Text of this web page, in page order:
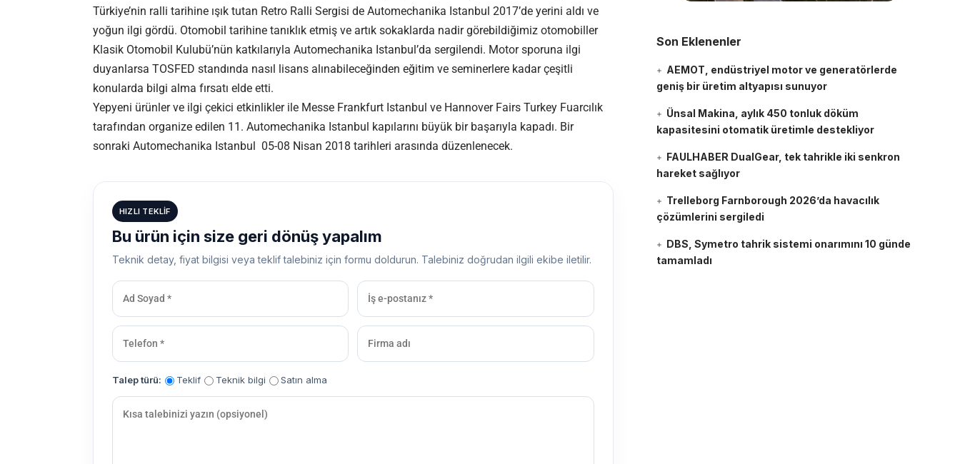
Türkiye’nin ralli tarihine ışık tutan Retro Ralli Sergisi de Automechanika Istanbul 2017’de yerini aldı ve
yoğun ilgi gördü. Otomobil tarihine tanıklık etmiş ve artık sokaklarda nadir görebildiğimiz otomobiller
Klasik Otomobil Kulubü’nün katkılarıyla Automechanika Istanbul’da sergilendi. Motor sporuna ilgi
duyanlarsa TOSFED standında nasıl lisans alınabileceğinden eğitim ve seminerlere kadar çeşitli
konularda bilgi alma fırsatı elde etti.
Yepyeni ürünler ve ilgi çekici etkinlikler ile Messe Frankfurt Istanbul ve Hannover Fairs Turkey Fuarcılık
tarafından organize edilen 11. Automechanika Istanbul kapılarını büyük bir başarıyla kapadı. Bir
sonraki Automechanika Istanbul 05-08 Nisan 2018 tarihleri arasında düzenlenecek.
HIZLI TEKLIF
Bu ürün için size geri dönüş yapalım
Teknik detay, fiyat bilgisi veya teklif talebiniz için formu doldurun. Talebiniz doğrudan ilgili ekibe iletilir.
Talep türü: Teklif Teknik bilgi Satın alma
Son Eklenenler
AEMOT, endüstriyel motor ve generatörlerde
geniş bir üretim altyapısı sunuyor
Ünsal Makina, aylık 450 tonluk döküm
kapasitesini otomatik üretimle destekliyor
FAULHABER DualGear, tek tahrikle iki senkron
hareket sağlıyor
Trelleborg Farnborough 2026’da havacılık
çözümlerini sergiledi
DBS, Symetro tahrik sistemi onarımını 10 günde
tamamladı